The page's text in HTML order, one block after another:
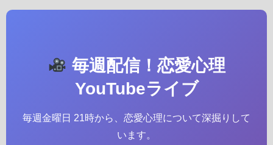
毎週配信！恋愛心理
YouTubeライブ
毎週金曜日 21時から、恋愛心理について深掘りして
います。